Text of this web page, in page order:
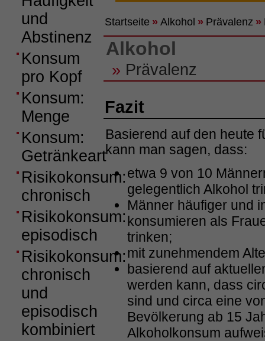
und
Abstinenz
Konsum
pro Kopf
Konsum:
Menge
Konsum:
Getränkeart
Risikokonsum:
chronisch
Risikokonsum:
episodisch
Risikokonsum:
chronisch
und
episodisch
kombiniert
Startseite » Alkohol » Prävalenz »
Alkohol
» Prävalenz
Fazit
Basierend auf den heute
kann man sagen, dass:
etwa 9 von 10
gelegentlich Alkohol
Männer häufiger und
konsumieren als
trinken;
mit zunehmendem
basierend auf
werden kann, dass
sind und circa eine
Bevölkerung ab 15
Alkoholkonsum